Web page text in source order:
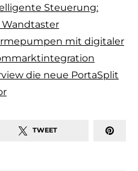
Steuerung:
Wandtaster
mit digitaler
die neue PortaSplit
TWEET